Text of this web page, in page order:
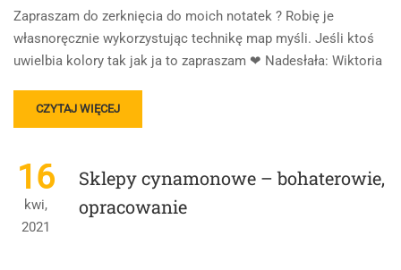
Zapraszam do zerknięcia do moich notatek ? Robię je
własnoręcznie wykorzystując technikę map myśli. Jeśli ktoś
uwielbia kolory tak jak ja to zapraszam ❤ Nadesłała: Wiktoria
READ
MORE
BAROK
CZYTAJ WIĘCEJ
16
kwi,
2021
Sklepy cynamonowe – bohaterowie,
opracowanie